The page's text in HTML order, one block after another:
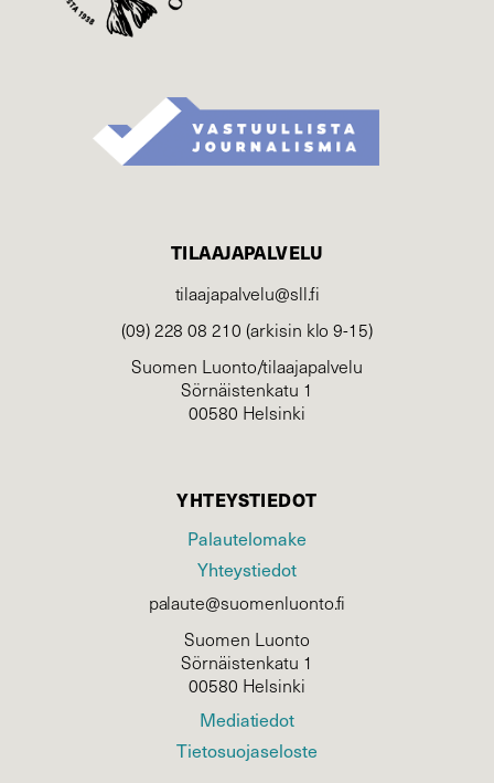
TILAAJAPALVELU
tilaajapalvelu@sll.fi
(09) 228 08 210 (arkisin klo 9-15)
Suomen Luonto/tilaajapalvelu
Sörnäistenkatu 1
00580 Helsinki
YHTEYSTIEDOT
Palautelomake
Yhteystiedot
palaute@suomenluonto.fi
Suomen Luonto
Sörnäistenkatu 1
00580 Helsinki
Mediatiedot
Tietosuojaseloste